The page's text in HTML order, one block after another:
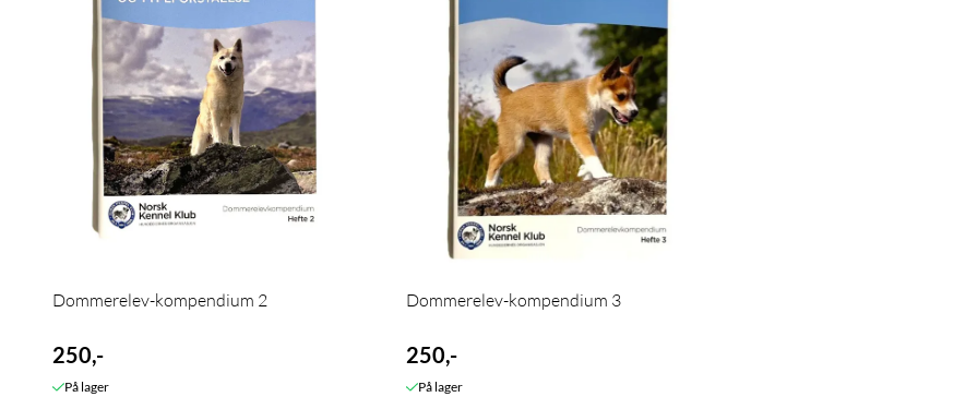
Dommerelev-kompendium 2
250,-
På lager
Dommerelev-kompendium 3
250,-
På lager